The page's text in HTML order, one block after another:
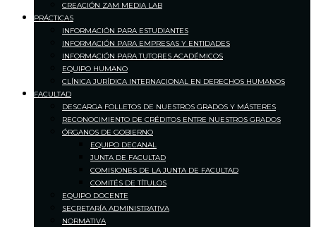
CREACIÓN ZAM MEDIA LAB
PRÁCTICAS
INFORMACIÓN PARA ESTUDIANTES
INFORMACIÓN PARA EMPRESAS Y ENTIDADES
INFORMACIÓN PARA TUTORES ACADÉMICOS
EQUIPO HUMANO
CLÍNICA JURÍDICA INTERNACIONAL EN DERECHOS HUMANOS
FACULTAD
DESCARGA FOLLETOS DE NUESTROS GRADOS Y MÁSTERES
RECONOCIMIENTO DE CRÉDITOS ENTRE NUESTROS GRADOS
ÓRGANOS DE GOBIERNO
EQUIPO DECANAL
JUNTA DE FACULTAD
COMISIONES DE LA JUNTA DE FACULTAD
COMITÉS DE TÍTULOS
EQUIPO DOCENTE
SECRETARÍA ADMINISTRATIVA
NORMATIVA